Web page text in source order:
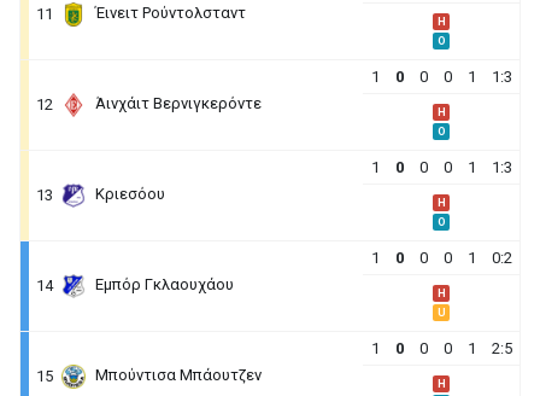
11 Έινειτ Ρούντολσταντ
H
O
12 Άινχάιτ Βερνιγκερόντε
1 0 0 0 1 1:3
H
O
13 Κριεσόου
1 0 0 0 1 1:3
H
O
14 Εμπόρ Γκλαουχάου
1 0 0 0 1 0:2
H
U
15 Μπούντισα Μπάουτζεν
1 0 0 0 1 2:5
H